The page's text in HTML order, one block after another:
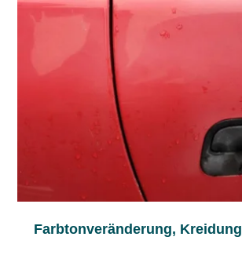
Farbtonveränderung, Kreidung